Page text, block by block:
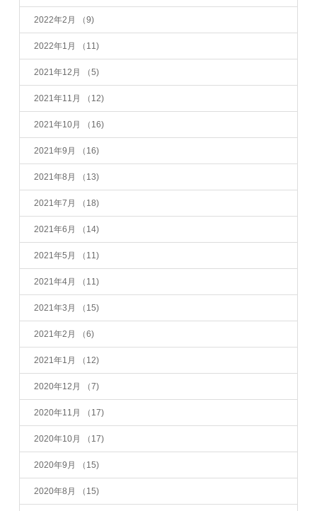
2022年2月 （9)
2022年1月 （11)
2021年12月 （5)
2021年11月 （12)
2021年10月 （16)
2021年9月 （16)
2021年8月 （13)
2021年7月 （18)
2021年6月 （14)
2021年5月 （11)
2021年4月 （11)
2021年3月 （15)
2021年2月 （6)
2021年1月 （12)
2020年12月 （7)
2020年11月 （17)
2020年10月 （17)
2020年9月 （15)
2020年8月 （15)